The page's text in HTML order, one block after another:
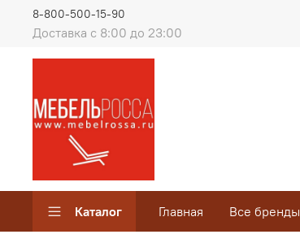
Доставка с 8:00 до 23:00
8-800-500-15-90
Каталог Главная Все бренды